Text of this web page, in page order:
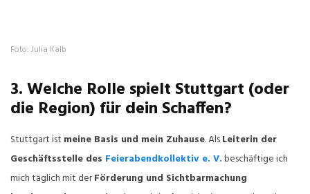
Foto: Julia Kalb
3. Welche Rolle spielt Stuttgart (oder
die Region) für dein Schaffen?
Stuttgart ist meine Basis und mein Zuhause. AlsLeiterin der
Geschäftsstelle des Feierabendkollektiv e. V.beschäftige ich
mich täglich mit derFörderung und Sichtbarmachung